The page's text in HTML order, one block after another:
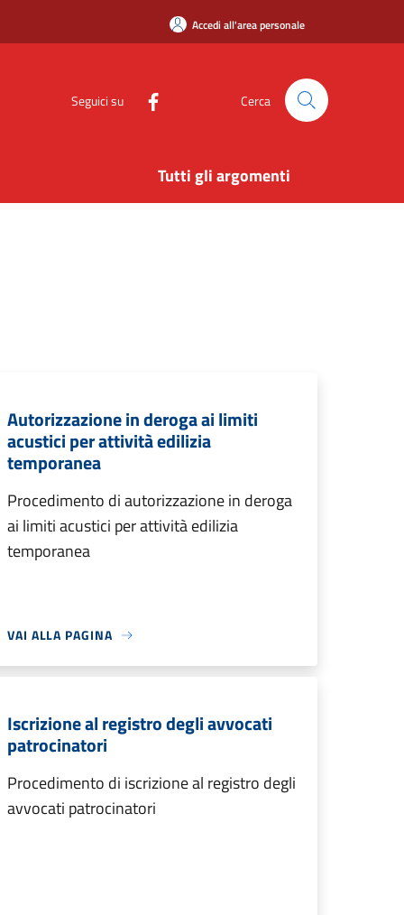
Accedi all'area personale
Seguici su Cerca
Tutti gli argomenti
Autorizzazione in deroga ai limiti
acustici per attività edilizia
temporanea
Procedimento di autorizzazione in deroga
ai limiti acustici per attività edilizia
temporanea
VAI ALLA PAGINA
Iscrizione al registro degli avvocati
patrocinatori
Procedimento di iscrizione al registro degli
avvocati patrocinatori